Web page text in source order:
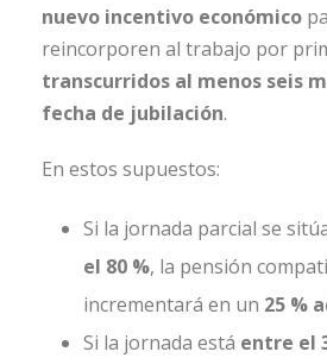
nuevo incentivo económico
reincorporen al trabajo por
transcurridos al menos seis
fecha de jubilación.
En estos supuestos:
Si la jornada parcial se
el 80 %, la pensión
incrementará en un 25 %
Si la jornada está entre el